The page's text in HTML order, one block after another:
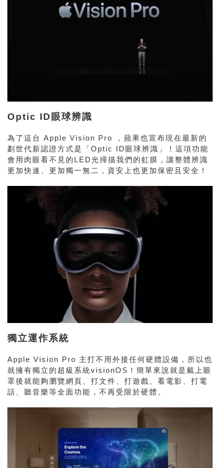
Optic ID眼球辨識
為了這台 Apple Vision Pro ，蘋果也宣布現在最新的
劃世代新認證方式是「Optic ID眼球辨識」！這項功能
會用肉眼看不見的LED光掃描我們的虹膜，讓整體辨識
更加快速、更加獨一無二，資安上也更加保密且安全！
獨立運作系統
Apple Vision Pro 主打不用外接任何硬體設備，所以也
就擁有獨立的超級系統visionOS！簡單來說就是戴上眼
罩後就能夠瀏覽網頁、打文件、打遊戲、看電影、打電
話、聽音樂等全面功能，不再受限於硬體。